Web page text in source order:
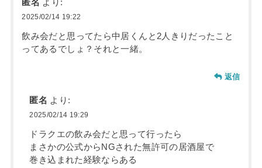
匿名 より:
2025/02/14 19:22
飲み会だと思ってたら中居くんと2人きりだったこと
ってあるでしょ？それと一緒。
返信
匿名 より:
2025/02/14 19:29
ドラクエの飲み会だと思って行ったら
まさかの公式からNGされた無許可の居酒屋で
巻き込まれた経験ならある